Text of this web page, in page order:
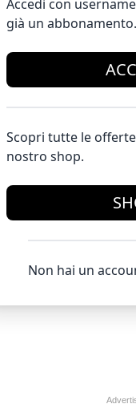
Accedi con
già un abbonamento.
Scopri tutte le
nostro shop.
Non hai un